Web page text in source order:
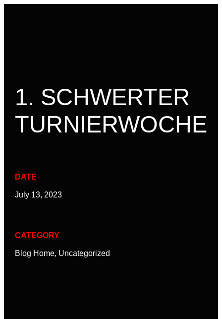
1. SCHWERTER
TURNIERWOCHE
DATE
July 13, 2023
CATEGORY
Blog Home, Uncategorized